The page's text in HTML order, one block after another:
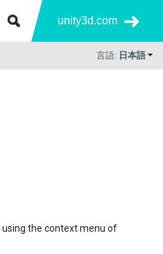
unity3d.com
言語: 日本語
using the context menu of